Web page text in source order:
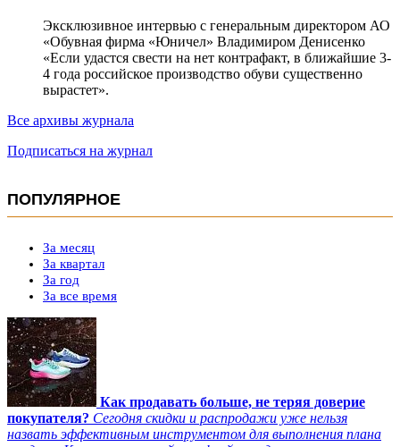
Эксклюзивное интервью с генеральным директором АО
«Обувная фирма «Юничел» Владимиром Денисенко
«Если удастся свести на нет контрафакт, в ближайшие 3-
4 года российское производство обуви существенно
вырастет».
Все архивы журнала
Подписаться на журнал
ПОПУЛЯРНОЕ
За месяц
За квартал
За год
За все время
Как продавать больше, не теряя доверие
покупателя? Сегодня скидки и распродажи уже нельзя
назвать эффективным инструментом для выполнения плана